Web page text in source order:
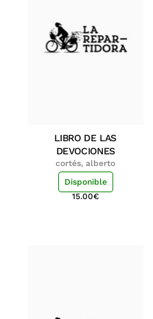
LIBRO DE LAS
DEVOCIONES
cortés, alberto
Disponible
15.00€